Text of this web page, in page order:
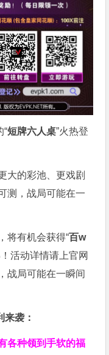
“短牌六人桌”火热登
大的彩池、更戏剧
测，战局可能在一
将有机会获得“百w
活动详情请上官网
战局可能在一瞬间
袭：
各种领到手软的福